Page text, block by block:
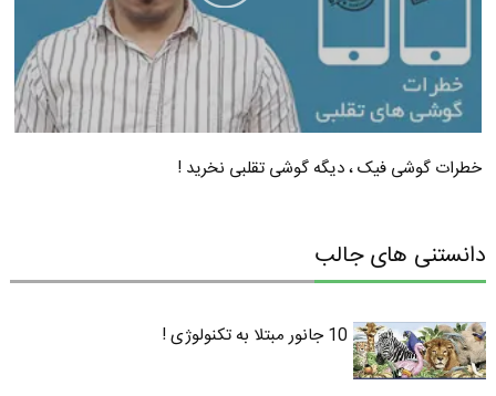
خطرات گوشی فیک ، دیگه گوشی تقلبی نخرید !
دانستنی های جالب
10 جانور مبتلا به تکنولوژی !